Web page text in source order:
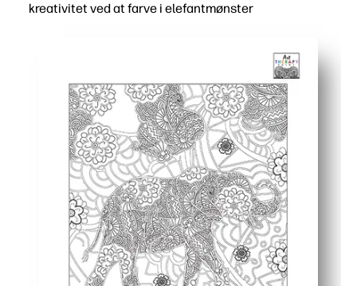
kreativitet ved at farve i elefantmønster
Det indviklede elefantmønster hjælper dig med at
Du opbygger finmotorisk kontrol og udholdenhed -
Du kan bruge det derhjemme, i klassen eller på farten